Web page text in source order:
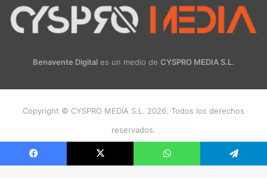
Benavente Digital es un medio de CYSPRO MEDIA S.L.
Copyright © CYSPRO MEDIA S.L. 2026. Todos los derechos
reservados.
Instagram
Facebook X WhatsApp Telegram